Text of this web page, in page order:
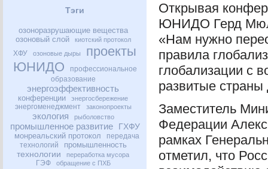
Тэги
озоноразрушающие вещества
озоновый слой
киотский протокол
ХФУ озоновые дыры
проекты
ЮНИДО
профессиональное
образование
энергоэффективность
конференции энергосбережение
энергоменеджмент законопроекты
экология рыболовство
промышленное развитие ГХФУ
монреальский протокол
передача
технологий
промышленность
технологии переработка мусора
ГЭФ обращение с ПХБ
Открывая
ЮНИДО Герд
«Нам нужно
правила
глобализации с
развитые
Заместитель
Федерации
рамках
отметил, что